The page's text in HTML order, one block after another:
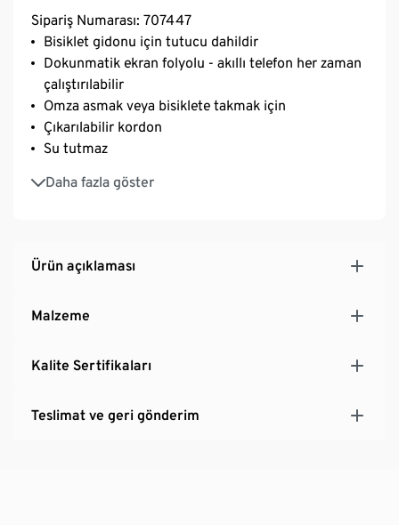
Sipariş Numarası: 707447
Bisiklet gidonu için tutucu dahildir
Dokunmatik ekran folyolu - akıllı telefon her zaman
çalıştırılabilir
Omza asmak veya bisiklete takmak için
Çıkarılabilir kordon
Su tutmaz
Daha fazla göster
Birçok standart akıllı telefon için uygundur
Ürün açıklaması
Malzeme
Kalite Sertifikaları
Teslimat ve geri gönderim